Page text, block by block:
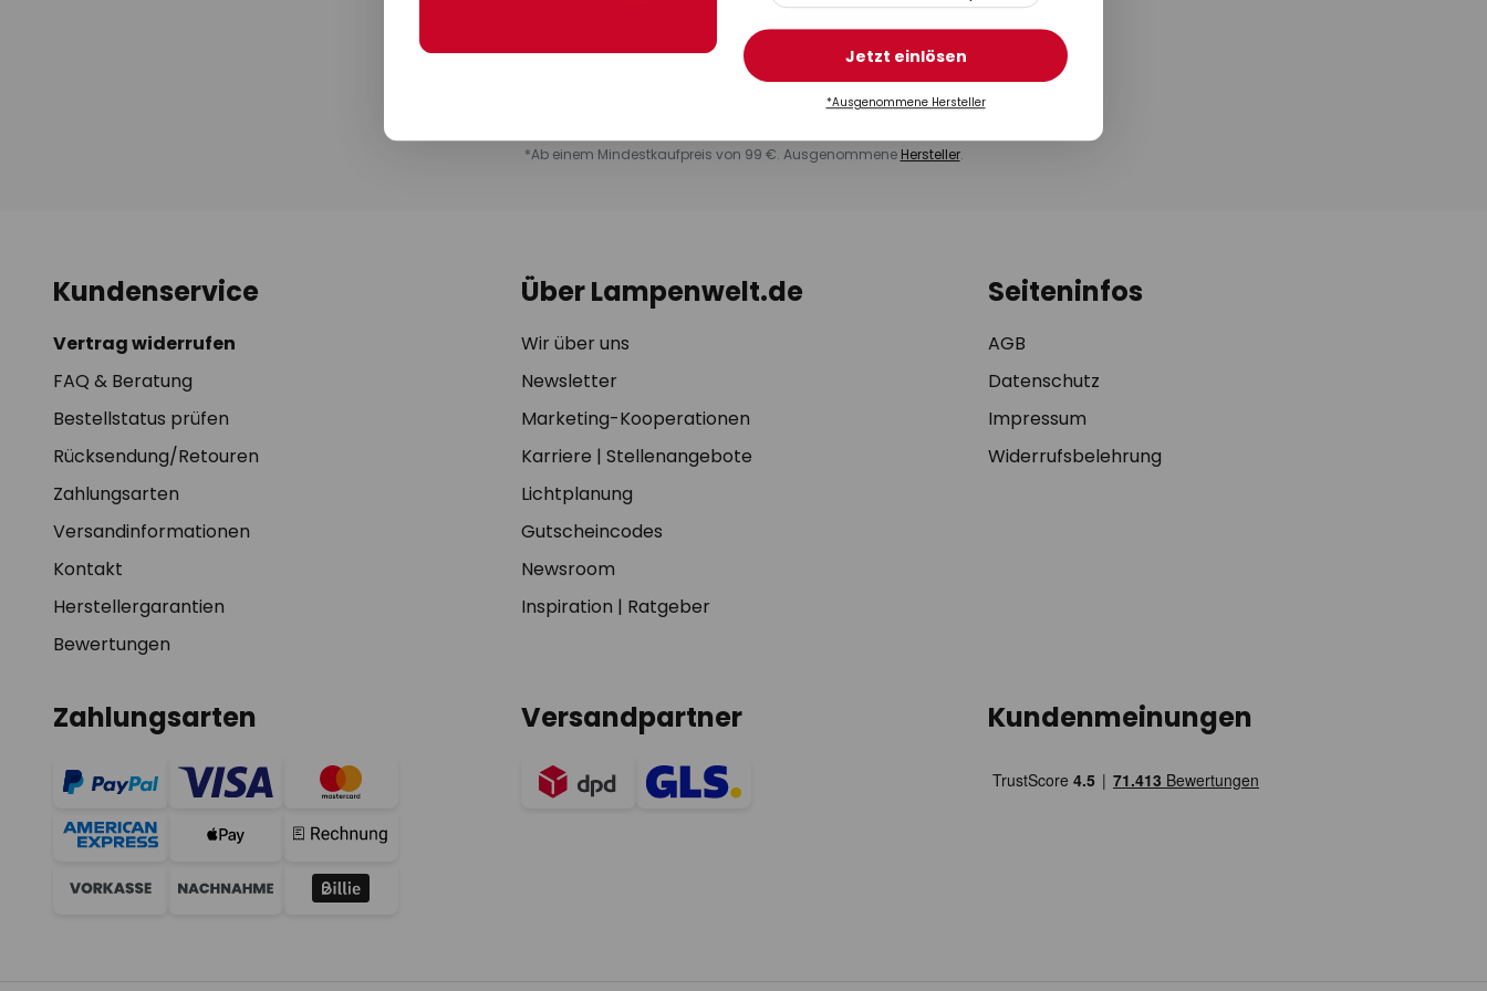
und Leuchten, Ventilatoren, Solaranlagen und Smart Home Produkte, Rabatt-Gutscheine, Produktpreis-
Reduzierungen oder Aktionspakete, Produktempfehlungen und -vorstellungen sowie Inhalte von möglichen
Kooperationspartnern und Umfragen sowie Anfragen für Kaufbewertungen und Weiterempfehlungen. Eine
Abmeldung ist jederzeit möglich über den Abmeldelink, den Sie in jedem Newsletter finden oder über unser
. Weitere Informationen erhalten Sie in derDatenschutzerklärung
*Ab einem Mindestkaufpreis von 99 €. Ausgenommene Hersteller.
Kundenservice
Vertrag widerrufen
FAQ & Beratung
Bestellstatus prüfen
Rücksendung/Retouren
Zahlungsarten
Versandinformationen
Kontakt
Herstellergarantien
Bewertungen
Über Lampenwelt.de
Wir über uns
Newsletter
Marketing-Kooperationen
Karriere | Stellenangebote
Lichtplanung
Gutscheincodes
Newsroom
Inspiration | Ratgeber
Seiteninfos
AGB
Datenschutz
Impressum
Widerrufsbelehrung
Zahlungsarten Versandpartner Kundenmeinungen
Jetzt einlösen
*Ausgenommene Hersteller